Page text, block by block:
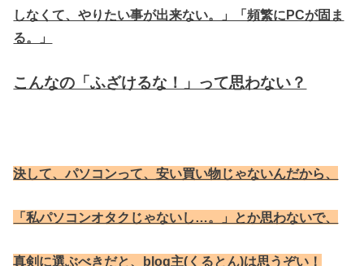
しなくて、やりたい事が出来ない。」「頻繁にPCが固ま
る。」
こんなの「ふざけるな！」って思わない？
決して、パソコンって、安い買い物じゃないんだから、
「私パソコンオタクじゃないし…。」とか思わないで、
真剣に選ぶべきだと、blog主(くるとん)は思うぞい！